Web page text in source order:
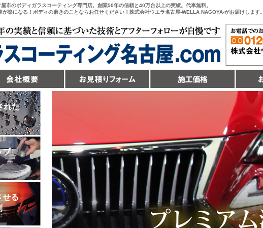
市のボディガラスコーティング専門店。創業50年の信頼と40万台以上の実績。代車無料。
楽になる！ボディの磨きのことならお任せください！株式会社ウエラ名古屋-WELLA NAGOYA-がお届けします
れた
プ
る